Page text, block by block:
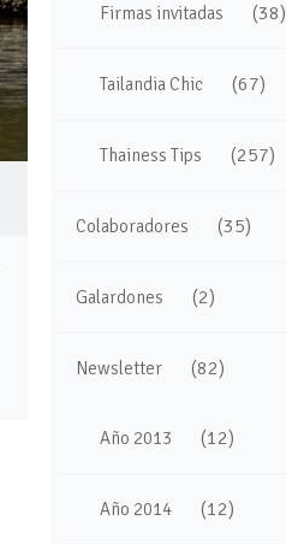
Firmas invitadas (38)
Tailandia Chic (67)
Thainess Tips (257)
Colaboradores (35)
Galardones (2)
Newsletter (82)
Año 2013 (12)
Año 2014 (12)